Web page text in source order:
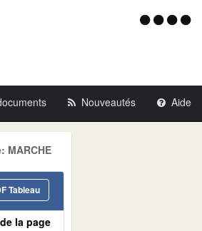
Menu
Nouveautés Aide
MARCHE
Tableau
la page